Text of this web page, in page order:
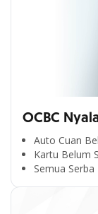
OCBC
Auto Cuan
Kartu Belum
Semua